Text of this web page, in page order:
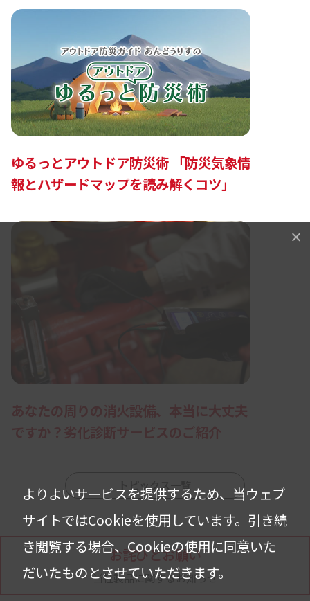
ゆるっとアウトドア防災術 「防災気象情
報とハザードマップを読み解くコツ」
あなたの周りの消火設備、本当に大丈夫
ですか？劣化診断サービスのご紹介
トピックス一覧
お詫びとお願い
当社製品に関するお知らせ
よりよいサービスを提供するため、当ウェブ
サイトではCookieを使用しています。 引き続
き閲覧する場合、Cookieの使用に同意いた
だいたものとさせていただきます。